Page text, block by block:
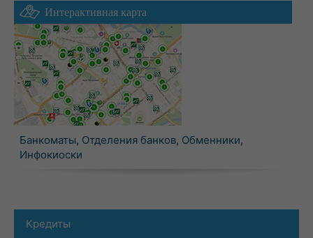
Интерактивная карта
Банкоматы, Отделения банков, Обменники,
Инфокиоски
Кредиты